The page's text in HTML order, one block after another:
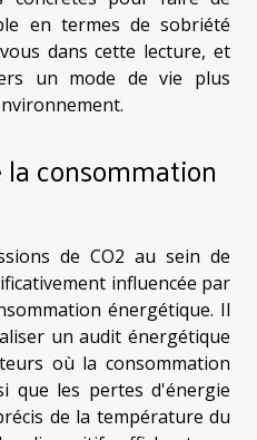
en termes de sobriété
dans cette lecture, et
un mode de vie plus
consommation
de CO2 au sein de
influencée par
énergétique. Il
un audit énergétique
où la consommation
que les pertes d'énergie
de la température du